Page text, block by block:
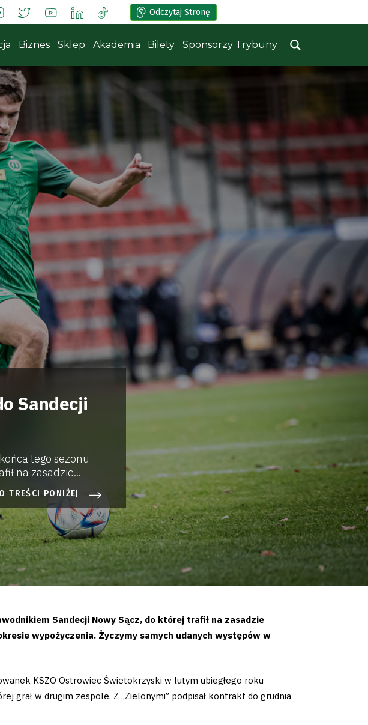
Odczytaj Stronę
Biznes Sklep Akademia Bilety Sponsorzy Trybuny
Sandecji
tego sezonu
na zasadzie...
TREŚCI PONIŻEJ
Sandecji Nowy Sącz, do której trafił na zasadzie
wypożyczenia. Życzymy samych udanych występów w
KSZO Ostrowiec Świętokrzyski w lutym ubiegłego roku
grał w drugim zespole. Z „Zielonymi” podpisał kontrakt do grudnia